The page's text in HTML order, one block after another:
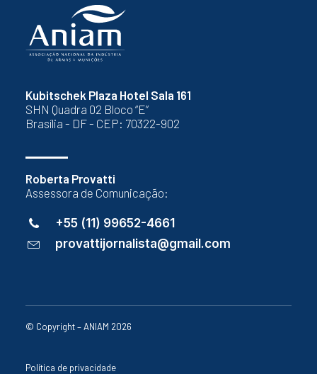
Kubitschek Plaza Hotel Sala 161
SHN Quadra 02 Bloco “E”
Brasília - DF - CEP: 70322-902
Roberta Provatti
Assessora de Comunicação:
+55 (11) 99652-4661
provattijornalista@gmail.com
© Copyright – ANIAM 2026
Política de privacidade